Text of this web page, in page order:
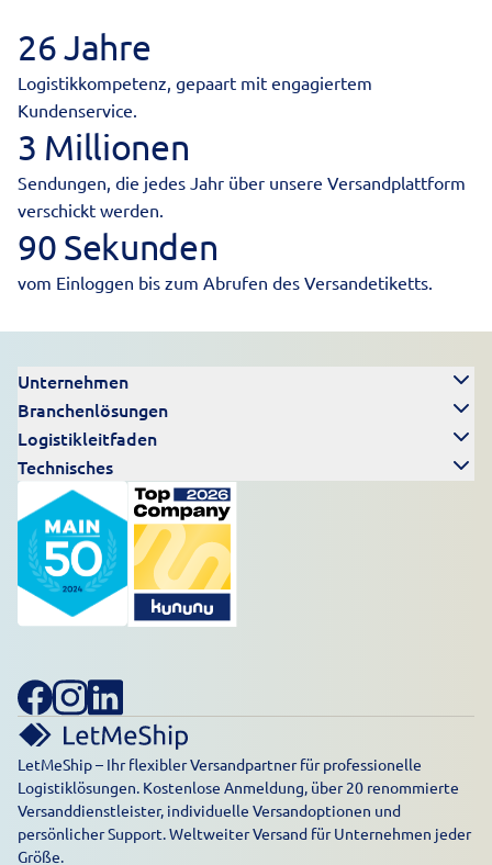
26 Jahre
Logistikkompetenz, gepaart mit engagiertem
Kundenservice.
3 Millionen
Sendungen, die jedes Jahr über unsere Versandplattform
verschickt werden.
90 Sekunden
vom Einloggen bis zum Abrufen des Versandetiketts.
Unternehmen
Branchenlösungen
Logistikleitfaden
Technisches
LetMeShip – Ihr flexibler Versandpartner für professionelle
Logistiklösungen. Kostenlose Anmeldung, über 20 renommierte
Versanddienstleister, individuelle Versandoptionen und
persönlicher Support. Weltweiter Versand für Unternehmen jeder
Größe.